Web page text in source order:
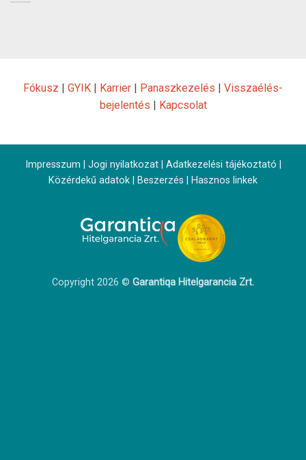
Fókusz GYIK Karrier Panaszkezelés
Visszaélés-
bejelentés
Kapcsolat
Impresszum Jogi nyilatkozat| Adatkezelési tájékoztató
Közérdekű adatok
Beszerzés Hasznos linkek
Copyright 2026 © Garantiqa Hitelgarancia Zrt.